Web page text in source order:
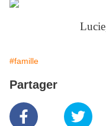
#famille
Partager